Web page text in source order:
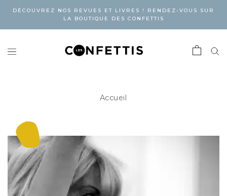
DÉCOUVREZ NOS REVUES ET LIVRES ! RENDEZ-VOUS SUR
LA BOUTIQUE DES CONFETTIS
Accueil